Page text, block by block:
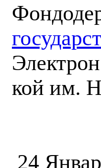
кой им.
24